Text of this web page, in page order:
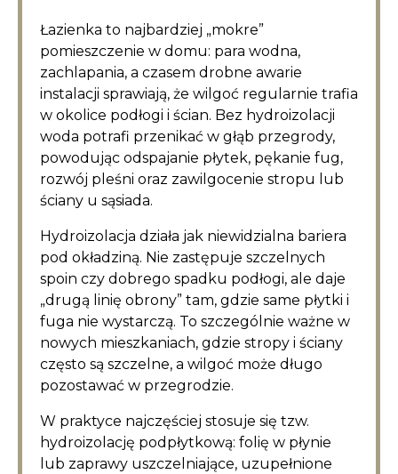
Łazienka to najbardziej „mokre”
pomieszczenie w domu: para wodna,
zachlapania, a czasem drobne awarie
instalacji sprawiają, że wilgoć regularnie trafia
w okolice podłogi i ścian. Bez hydroizolacji
woda potrafi przenikać w głąb przegrody,
powodując odspajanie płytek, pękanie fug,
rozwój pleśni oraz zawilgocenie stropu lub
ściany u sąsiada.
Hydroizolacja działa jak niewidzialna bariera
pod okładziną. Nie zastępuje szczelnych
spoin czy dobrego spadku podłogi, ale daje
„drugą linię obrony” tam, gdzie same płytki i
fuga nie wystarczą. To szczególnie ważne w
nowych mieszkaniach, gdzie stropy i ściany
często są szczelne, a wilgoć może długo
pozostawać w przegrodzie.
W praktyce najczęściej stosuje się tzw.
hydroizolację podpłytkową: folię w płynie
lub zaprawy uszczelniające, uzupełnione